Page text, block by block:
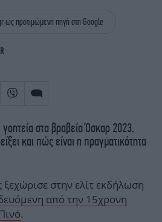
THE OCEAN
ως προτιμώμενη πηγή στη Google
στα βραβεία Όσκαρ 2023.
και πώς είναι η πραγματικότητα
στην ελίτ εκδήλωση
από την 15χρονη
.